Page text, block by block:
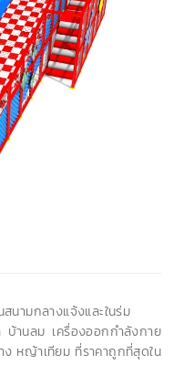
สนามกลางแจ้งและในร่ม
บ้านลม เครื่องออกกำลังกาย
หญ้าเทียม ที่ราคาถูกที่สุดใน